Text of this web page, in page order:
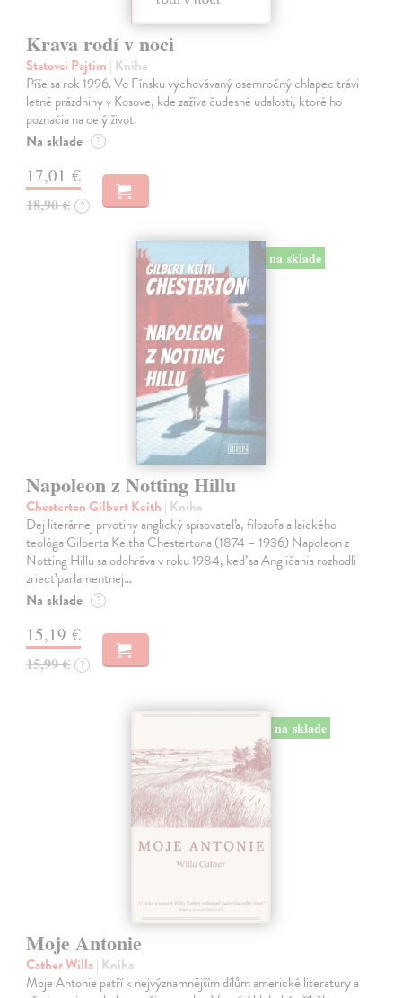
Krava rodí v noci
Statovci Pajtim | Kniha
Píše sa rok 1996. Vo Fínsku vychovávaný osemročný chlapec trávi
letné prázdniny v Kosove, kde zažíva čudesné udalosti, ktoré ho
poznačia na celý život.
Na sklade ?
17,01 €
18,90 € ?
na sklade
Napoleon z Notting Hillu
Chesterton Gilbert Keith | Kniha
Dej literárnej prvotiny anglický spisovateľa, filozofa a laického
teológa Gilberta Keitha Chestertona (1874 – 1936) Napoleon z
Notting Hillu sa odohráva v roku 1984, keď sa Angličania rozhodli
zriecť parlamentnej…
Na sklade ?
15,19 €
15,99 € ?
na sklade
Moje Antonie
Cather Willa| Kniha
Moje Antonie patří k nejvýznamnějším dílům americké literatury a